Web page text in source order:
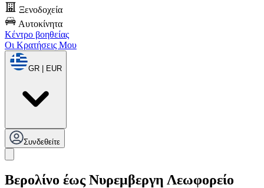
Ξενοδοχεία
Αυτοκίνητα
Κέντρο βοηθείας
Οι Κρατήσεις Μου
GR | EUR
Συνδεθείτε
Βερολίνο έως Νυρεμβεργη Λεωφορείο